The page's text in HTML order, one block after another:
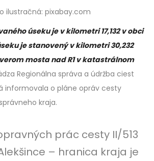
ilustračná: pixabay.com
úseku je v kilometri 17,132 v obci
je stanovený v kilometri 30,232
mosta nad R1 v katastrálnom
Regionálna správa a údržba ciest
informovala o pláne opráv cesty
kraja.
prác cesty II/513
– hranica kraja je